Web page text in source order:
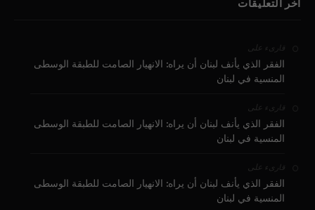
آخر التعليقات
قارىء على
الفقر الذي يأنف لبنان أن يراه: الانهيار الصامت للطبقة الوسطى
المنسية في لبنان
قارىء على
الفقر الذي يأنف لبنان أن يراه: الانهيار الصامت للطبقة الوسطى
المنسية في لبنان
قارىء على
الفقر الذي يأنف لبنان أن يراه: الانهيار الصامت للطبقة الوسطى
المنسية في لبنان